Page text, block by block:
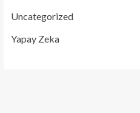
Uncategorized
Yapay Zeka